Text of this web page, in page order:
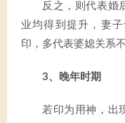
反之，则代表婚
业均得到提升，妻
印，多代表婆媳关系不
3、晚年时期
若印为用神，出